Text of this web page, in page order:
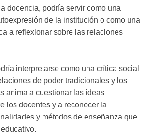
docencia, podría servir como una
de la institución o como una
a reflexionar sobre las relaciones
interpretarse como una crítica social
de poder tradicionales y los
anima a cuestionar las ideas
los docentes y a reconocer la
y métodos de enseñanza que